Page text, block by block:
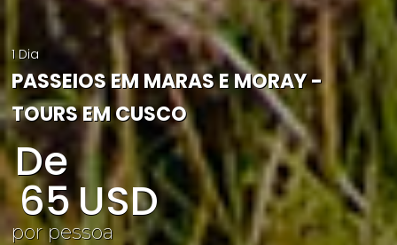
1 Dia
PASSEIOS EM MARAS E MORAY -
TOURS EM CUSCO
De
65USD
por pessoa